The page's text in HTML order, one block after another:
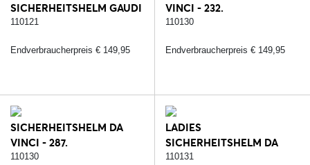
SICHERHEITSHELM GAUDI
GLOSSY - 287.
110121
Endverbraucherpreis € 149,95
VINCI - 232.
SCHWARZ/SILBER
110130
Endverbraucherpreis € 149,95
SICHERHEITSHELM DA
VINCI - 287.
SCHWARZ/ROSE
110130
LADIES
SICHERHEITSHELM DA
VINCI - 232.
110131